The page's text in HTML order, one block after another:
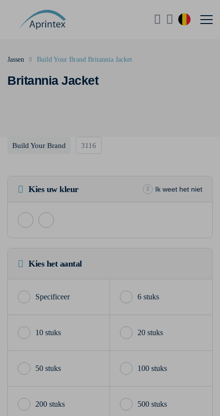
Britannia Jacket
Jassen Build Your Brand Britannia Jacket
Build Your Brand 3116
Kies uw kleur Ik weet het niet
Kies het aantal
6 stuks
10 stuks 20 stuks
50 stuks 100 stuks
200 stuks 500 stuks